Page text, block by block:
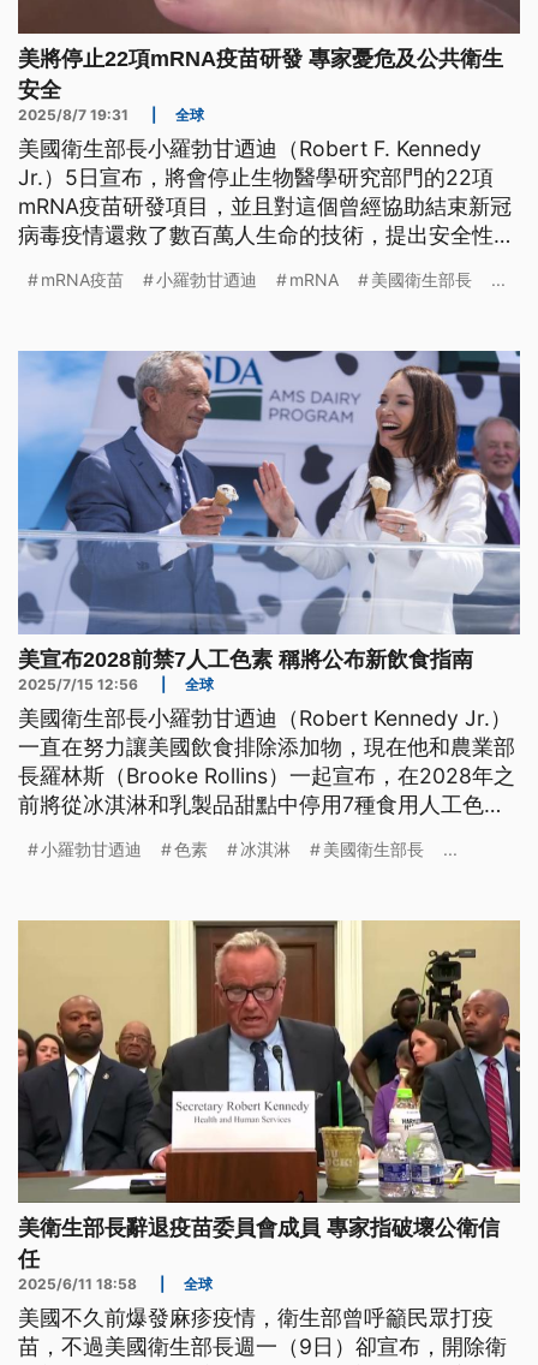
美將停止22項mRNA疫苗研發 專家憂危及公共衛生
安全
2025/8/7 19:31 全球
美國衛生部長小羅勃甘迺迪（Robert F. Kennedy
Jr.）5日宣布，將會停止生物醫學研究部門的22項
mRNA疫苗研發項目，並且對這個曾經協助結束新冠
病毒疫情還救了數百萬人生命的技術，提出安全性疑
了危險的公共衛生決策。
mRNA疫苗 小羅勃甘迺迪 mRNA 美國衛生部長 ...
美宣布2028前禁7人工色素 稱將公布新飲食指南
2025/7/15 12:56 全球
美國衛生部長小羅勃甘迺迪（Robert Kennedy Jr.）
一直在努力讓美國飲食排除添加物，現在他和農業部
長羅林斯（Brooke Rollins）一起宣布，在2028年之
前將從冰淇淋和乳製品甜點中停用7種食用人工色
一款名為「梔子藍」的天然色素，這也是FDA過去2
小羅勃甘迺迪 色素 冰淇淋 美國衛生部長 ...
美衛生部長辭退疫苗委員會成員 專家指破壞公衛信
任
2025/6/11 18:58 全球
美國不久前爆發麻疹疫情，衛生部曾呼籲民眾打疫
苗，不過美國衛生部長週一（9日）卻宣布，開除衛